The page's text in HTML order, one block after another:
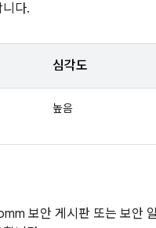
다.
심각도
높음
보안 게시판 또는 보안